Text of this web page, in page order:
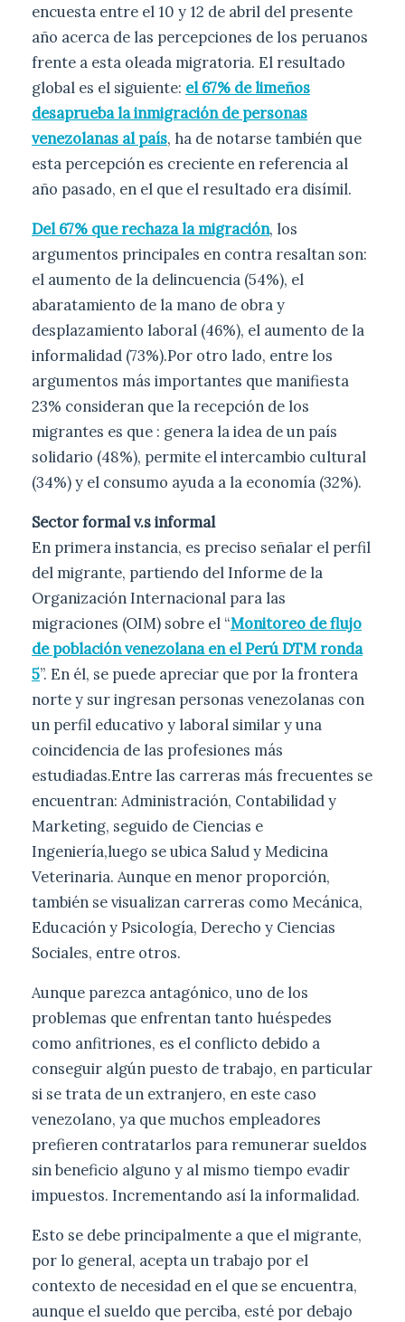
encuesta entre el 10 y 12 de abril del presente
año acerca de las percepciones de los peruanos
frente a esta oleada migratoria. El resultado
global es el siguiente: el 67% de limeños
desaprueba la inmigración de personas
venezolanas al país, ha de notarse también que
esta percepción es creciente en referencia al
año pasado, en el que el resultado era disímil.
Del 67% que rechaza la migración, los
argumentos principales en contra resaltan son:
el aumento de la delincuencia (54%), el
abaratamiento de la mano de obra y
desplazamiento laboral (46%), el aumento de la
informalidad (73%).Por otro lado, entre los
argumentos más importantes que manifiesta
23% consideran que la recepción de los
migrantes es que : genera la idea de un país
solidario (48%), permite el intercambio cultural
(34%) y el consumo ayuda a la economía (32%).
Sector formal v.s informal
En primera instancia, es preciso señalar el perfil
del migrante, partiendo del Informe de la
Organización Internacional para las
migraciones (OIM) sobre el “Monitoreo de flujo
de población venezolana en el Perú DTM ronda
5”. En él, se puede apreciar que por la frontera
norte y sur ingresan personas venezolanas con
un perfil educativo y laboral similar y una
coincidencia de las profesiones más
estudiadas.Entre las carreras más frecuentes se
encuentran: Administración, Contabilidad y
Marketing, seguido de Ciencias e
Ingeniería,luego se ubica Salud y Medicina
Veterinaria. Aunque en menor proporción,
también se visualizan carreras como Mecánica,
Educación y Psicología, Derecho y Ciencias
Sociales, entre otros.
Aunque parezca antagónico, uno de los
problemas que enfrentan tanto huéspedes
como anfitriones, es el conflicto debido a
conseguir algún puesto de trabajo, en particular
si se trata de un extranjero, en este caso
venezolano, ya que muchos empleadores
prefieren contratarlos para remunerar sueldos
sin beneficio alguno y al mismo tiempo evadir
impuestos. Incrementando así la informalidad.
Esto se debe principalmente a que el migrante,
por lo general, acepta un trabajo por el
contexto de necesidad en el que se encuentra,
aunque el sueldo que perciba, esté por debajo